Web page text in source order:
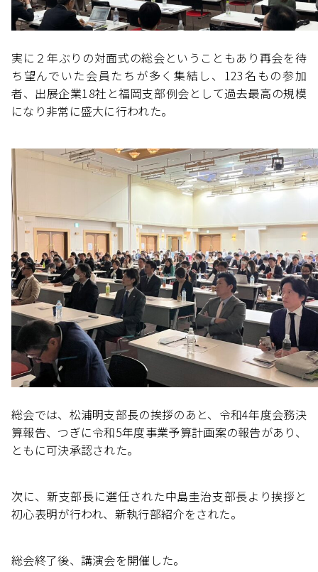
実に２年ぶりの対面式の総会ということもあり再会を待
ち望んでいた会員たちが多く集結し、123名もの参加
者、出展企業18社と福岡支部例会として過去最高の規模
になり非常に盛大に行われた。
総会では、松浦明支部長の挨拶のあと、令和4年度会務決
算報告、つぎに令和5年度事業予算計画案の報告があり、
ともに可決承認された。
次に、新支部長に選任された中島圭治支部長より挨拶と
初心表明が行われ、新執行部紹介をされた。
総会終了後、講演会を開催した。